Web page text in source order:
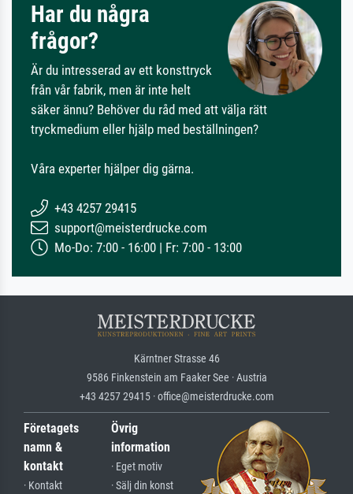
Har du några
frågor?
Är du intresserad av ett konsttryck
från vår fabrik, men är inte helt
säker ännu? Behöver du råd med att välja rätt
tryckmedium eller hjälp med beställningen?
Våra experter hjälper dig gärna.
+43 4257 29415
support@meisterdrucke.com
Mo-Do: 7:00 - 16:00 | Fr: 7:00 - 13:00
Kärntner Strasse 46
9586 Finkenstein am Faaker See · Austria
+43 4257 29415 · office@meisterdrucke.com
Företagets
namn &
kontakt
· Kontakt
Övrig
information
· Eget motiv
· Sälj din konst